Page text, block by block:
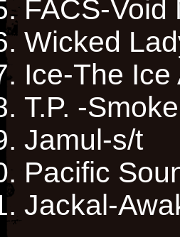
FACS-Void
Wicked
Ice-The Ice
T.P. -Smoke
Jamul-s/t
Pacific
Jackal-